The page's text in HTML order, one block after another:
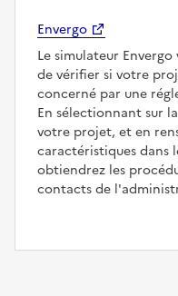
Envergo
Le simulateur
de vérifier si votre
concerné par une
En sélectionnant sur
votre projet, et en
caractéristiques dans
obtiendrez les
contacts de